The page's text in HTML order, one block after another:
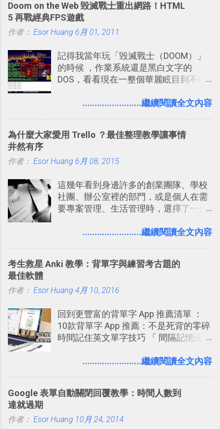
些軟體更新、網站服務的資訊，未來也
很想試試看是否能加入短評，或者對於
電腦玩物介紹過的資訊作補充，讓我的
的 碎碎念版電腦玩物 。不過你不需要像
我這麼認真，因為 我也很喜歡在Twitter
上面看到各種突如其來的生活雜感、毫
好像把大家的生活用一種很自然無隔
Twitter的服務目前並不少見，台灣
Twitter型服務，而最近一向簡約的
天推出的「 Twitter Blocks 」更是一個
值得一玩的3D視覺化功能，下面就來分
享一下我玩這個新功能的一些感想。
Twitter Blocks：
蒐小誌： http://twitter.com/esorhjy
Twitter除了自顧自的碎碎念外，你可以
者，只要進入該使用者的個人頁面，然
跟隨者、被跟隨者的概念是Twitter另一
個非常好玩的地方 ，所以 這次的
Twitter Blocks很強調這個人際網路的概
3D視圖有什麼用途的話，就是 它可以讓
你非常方便、好玩、即興的擴展你的
Twit...
問、可以找出特殊的照片、可以規劃我
們的行程，也能幫我們安排時間。 其實
如果單從後面幾個「功能面」來看， 這
內建在我們的 Google 系統中，甚至大
多在 Android 與 iPhone 手機上都能使
用。
Doom on the Web 毀滅戰士重出網路！HTML
5 再戰經典FPS遊戲
作者： Esor Huang 6月 01, 2011
記得我當年玩「毀滅戰士（DOOM）」
的時候 ，作業系統還是黑白文字的
DOS，看看現在一整個華麗眩目到不行
過的第一款 FPS遊戲 （應該也是世界上
來看DOOM的畫面簡直慘不忍睹，但如
想必還是會有一番美好的回味。 還好我
Mozilla Demo Studio 」網站提供了讓技
術人員交流HTML、CSS、Javascript新
玩意的園地，而其中一個最新的作品，
一代的網頁版！ 這款「 DOOM on the
內，玩家可以免費上網通關！不過目前
Firefox 4 和Safari ，而 Google Chrome
........................繼續閱讀全文內容
為什麼大家愛用 Trello ？最佳整理教學讓事情
井然有序
作者： Esor Huang 6月 08, 2015
這幾年看到身邊許多的創業團隊、學校
社團、辦公室裡的部門，或是個人在需
要專案管理、生活管理時，選擇了一個
一個什麼樣的管理工具，讓這麼多人都
念」的管理教學文章： 把 Evernote 當
Google Drive 變身 Trello ！幫雲端硬碟
著 Trello ，卻還沒有在電腦玩物上寫過
一篇完整的介紹！雖然錯過了幾年前第
一時間推薦 Trello 的時機，但在這段時
澱自己的使用方法，歸納出「 為什麼值
學。 2015/6/13 新增： 免費專案管理軟
2016 年新增 ： 如何將 Trello 切換到繁
........................繼續閱讀全文內容
考生救星 Anki 教學：背單字與練習考古題的
最佳軟體
作者： Esor Huang 4月 10, 2016
回到更豐富的背單字 App 推薦清單 ：
10款背單字 App 推薦：不是死背的零碎
時間記住英文單字技巧 「 間隔記憶法
短期記憶變成長期記憶。 舉例來說我今
強；然後下次快要忘記可能變成相隔一
化，讓記憶延長到可能半個月；那時候
........................繼續閱讀全文內容
Google 表單自動關閉回覆教學：時間人數到
達就過期
作者： Esor Huang 10月 24, 2014